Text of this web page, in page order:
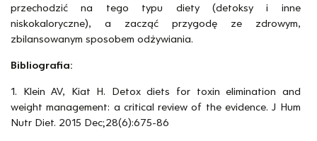
przechodzić na tego typu diety (detoksy i inne
niskokaloryczne), a zacząć przygodę ze zdrowym,
zbilansowanym sposobem odżywiania.
Bibliografia:
1. Klein AV, Kiat H. Detox diets for toxin elimination and
weight management: a critical review of the evidence. J Hum
Nutr Diet. 2015 Dec;28(6):675-86